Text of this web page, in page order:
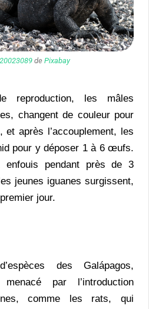
20023089de Pixabay
reproduction, les mâles
changent de couleur pour
après l’accouplement, les
pour y déposer 1 à 6 œufs.
enfouis pendant près de 3
jeunes iguanes surgissent,
jour.
des Galápagos,
par l’introduction
comme les rats, qui